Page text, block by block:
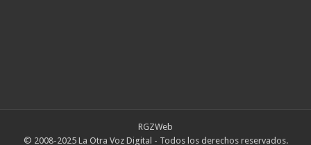
RGZWeb
© 2008-2025 La Otra Voz Digital - Todos los derechos reservados.